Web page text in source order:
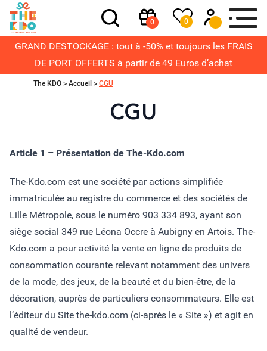
0 0
GRAND DESTOCKAGE : tout à -50% et toujours les FRAIS
DE PORT OFFERTS à partir de 49 Euros d’achat
The KDO > Accueil > CGU
CGU
Article 1 – Présentation de The-Kdo.com
The-Kdo.com est une société par actions simplifiée
immatriculée au registre du commerce et des sociétés de
Lille Métropole, sous le numéro 903 334 893, ayant son
siège social 349 rue Léona Occre à Aubigny en Artois. The-
Kdo.com a pour activité la vente en ligne de produits de
consommation courante relevant notamment des univers
de la mode, des jeux, de la beauté et du bien-être, de la
décoration, auprès de particuliers consommateurs. Elle est
l’éditeur du Site the-kdo.com (ci-après le « Site ») et agit en
qualité de vendeur.